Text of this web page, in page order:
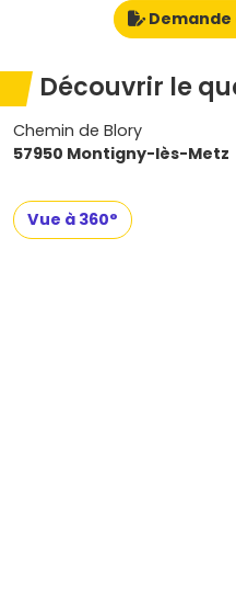
Découvrir le
Chemin de Blory
57950 Montigny-lès-Metz
Vue à 360°